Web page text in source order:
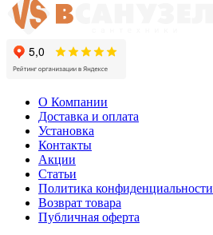
О Компании
Доставка и оплата
Установка
Контакты
Акции
Статьи
Политика конфиденциальности
Возврат товара
Публичная оферта